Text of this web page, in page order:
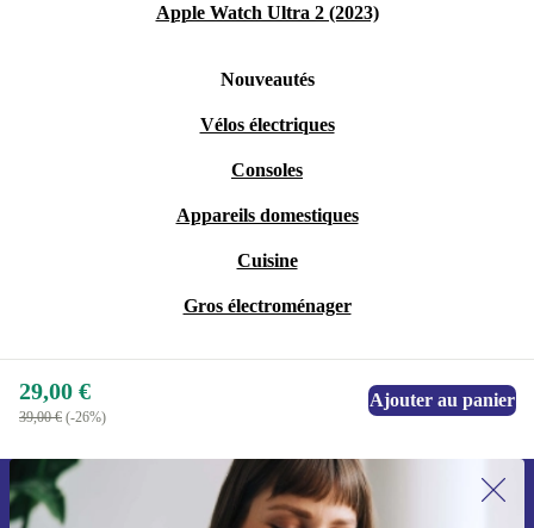
Apple Watch Ultra 2 (2023)
Nouveautés
Vélos électriques
Consoles
Appareils domestiques
Cuisine
Gros électroménager
29,00 €
39,00 € (-26%)
Ajouter au panier
Recevoir offres et infos de refurbed